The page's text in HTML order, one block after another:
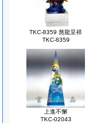
TKC-8359 熬龍呈祥
TKC-8359
上進不懈
TKC-02043